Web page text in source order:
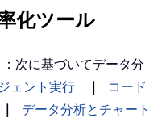
化ツール
：次に基づいてデータ分
ェント実行 ｜
コード
｜
データ分析とチャート